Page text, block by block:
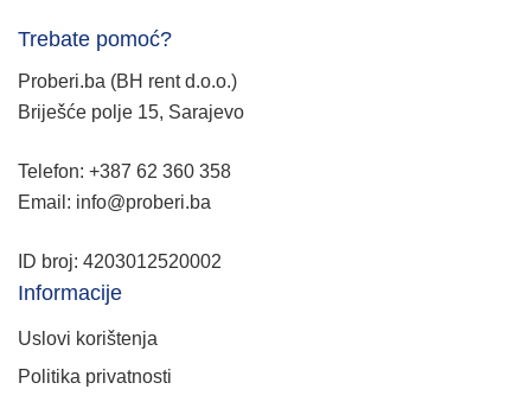
Trebate pomoć?
Proberi.ba (BH rent d.o.o.)
Briješće polje 15, Sarajevo
Telefon: +387 62 360 358
Email: info@proberi.ba
ID broj: 4203012520002
Informacije
Uslovi korištenja
Politika privatnosti